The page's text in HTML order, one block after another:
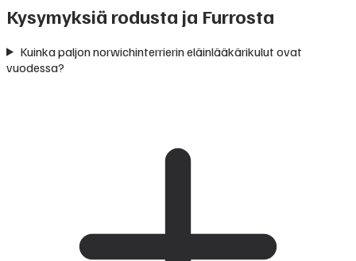
Kysymyksiä rodusta ja Furrosta
Kuinka paljon norwichinterrierin eläinlääkärikulut ovat
vuodessa?